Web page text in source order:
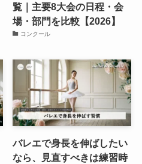
覧｜主要8大会の日程・会
場・部門を比較【2026】
コンクール
バレエで身長を伸ばしたい
なら、見直すべきは練習時